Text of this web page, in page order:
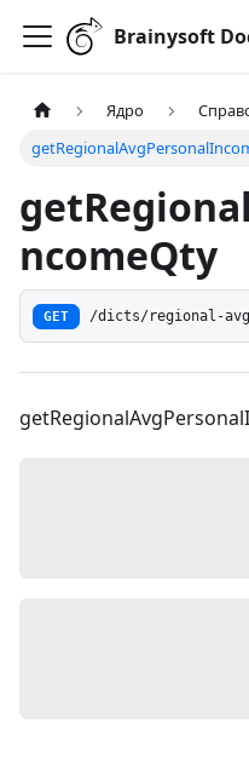
Brainysoft
Ядро
ncomeQty
GET /dicts/regional-